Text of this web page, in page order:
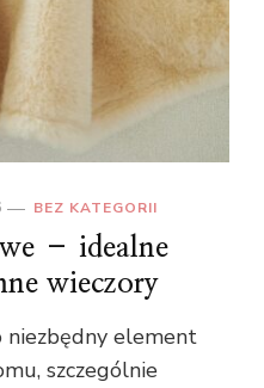
BEZ KATEGORII
– idealne
wieczory
niezbędny element
szczególnie